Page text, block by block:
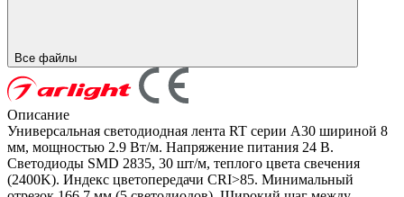
Все файлы
Описание
Универсальная светодиодная лента RT серии A30 шириной 8
мм, мощностью 2.9 Вт/м. Напряжение питания 24 В.
Светодиоды SMD 2835, 30 шт/м, теплого цвета свечения
(2400K). Индекс цветопередачи CRI>85. Минимальный